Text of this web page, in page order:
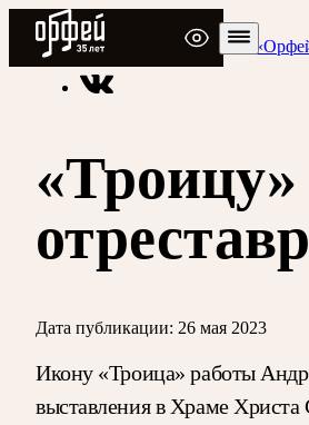
Радио Орфей
Радио классической музыки
«Троицу»
Дата публикации: 26 мая 2023
Икону «Троица» работы
выставления в Храме Христа